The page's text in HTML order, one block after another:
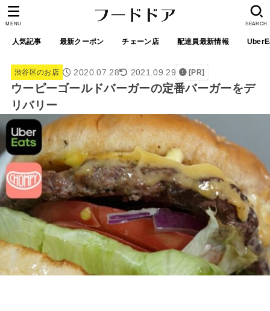
人気記事 最新クーポン チェーン店 配達員最新情報
SEARCH
MENU
渋谷区のお店 2020.07.28 2021.09.29 [PR]
ウーピーゴールドバーガーの定番バーガーをデ
リバリー